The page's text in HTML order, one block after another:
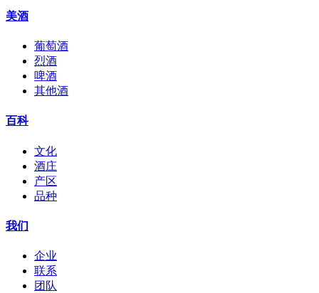
美酒
葡萄酒
烈酒
啤酒
其他酒
百科
文化
酒庄
产区
品种
我们
企业
联系
团队